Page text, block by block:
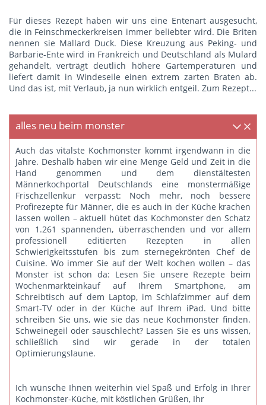
Für dieses Rezept haben wir uns eine Entenart ausgesucht,
die in Feinschmeckerkreisen immer beliebter wird. Die Briten
nennen sie Mallard Duck. Diese Kreuzung aus Peking- und
Barbarie-Ente wird in Frankreich und Deutschland als Mulard
gehandelt, verträgt deutlich höhere Gartemperaturen und
liefert damit in Windeseile einen extrem zarten Braten ab.
Und das ist, mit Verlaub, ja nun wirklich entgeil. Zum Rezept...
alles neu beim monster
Auch das vitalste Kochmonster kommt irgendwann in die
Jahre. Deshalb haben wir eine Menge Geld und Zeit in die
Hand genommen und dem dienstältesten
Männerkochportal Deutschlands eine monstermäßige
Frischzellenkur verpasst: Noch mehr, noch bessere
Profirezepte für Männer, die es auch in der Küche krachen
lassen wollen – aktuell hütet das Kochmonster den Schatz
von 1.261 spannenden, überraschenden und vor allem
professionell editierten Rezepten in allen
Schwierigkeitsstufen bis zum sternegekrönten Chef de
Cuisine. Wo immer Sie auf der Welt kochen wollen – das
Monster ist schon da: Lesen Sie unsere Rezepte beim
Wochenmarkteinkauf auf Ihrem Smartphone, am
Schreibtisch auf dem Laptop, im Schlafzimmer auf dem
Smart-TV oder in der Küche auf Ihrem iPad. Und bitte
schreiben Sie uns, wie sie das neue Kochmonster finden.
Schweinegeil oder sauschlecht? Lassen Sie es uns wissen,
schließlich sind wir gerade in der totalen
Optimierungslaune.
Ich wünsche Ihnen weiterhin viel Spaß und Erfolg in Ihrer
Kochmonster-Küche, mit köstlichen Grüßen, Ihr